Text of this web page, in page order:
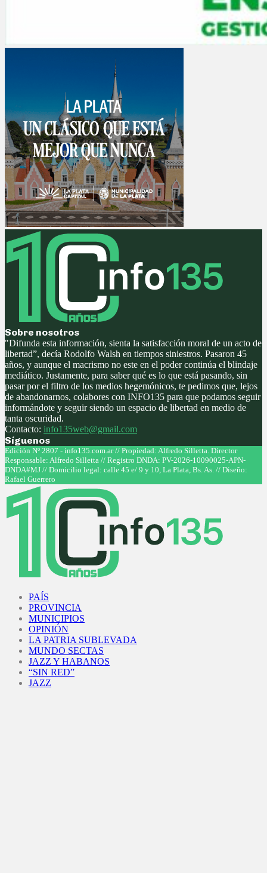
Sobre nosotros
"Difunda esta información, sienta la satisfacción moral de un acto de
libertad”, decía Rodolfo Walsh en tiempos siniestros. Pasaron 45
años, y aunque el macrismo no este en el poder continúa el blindaje
mediático. Justamente, para saber qué es lo que está pasando, sin
pasar por el filtro de los medios hegemónicos, te pedimos que, lejos
de abandonarnos, colabores con INFO135 para que podamos seguir
informándote y seguir siendo un espacio de libertad en medio de
tanta oscuridad.
Contacto: info135web@gmail.com
Síguenos
Facebook
Twitter
Instagram
Youtube
Edición Nº 2807 - info135.com.ar // Propiedad: Alfredo Silletta. Director
Responsable: Alfredo Silletta // Registro DNDA: PV-2026-10090025-APN-
DNDA#MJ // Domicilio legal: calle 45 e/ 9 y 10, La Plata, Bs. As. // Diseño:
Rafael Guerrero
PAÍS
PROVINCIA
MUNICIPIOS
OPINIÓN
LA PATRIA SUBLEVADA
MUNDO SECTAS
JAZZ Y HABANOS
“SIN RED”
JAZZ